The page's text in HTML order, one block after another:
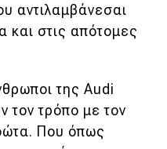
αντιλαμβάνεσαι
και στις απότομες
της Audi
τον τρόπο με τον
Που όπως